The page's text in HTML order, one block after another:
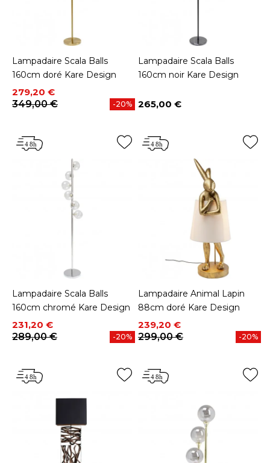
Lampadaire Scala Balls
160cm doré Kare Design
Prix
279,20 €
Prix de base
349,00 €
-20%
Lampadaire Scala Balls
160cm noir Kare Design
Prix
265,00 €
Lampadaire Scala Balls
160cm chromé Kare Design
Prix
231,20 €
Prix de base
289,00 €
-20%
Lampadaire Animal Lapin
88cm doré Kare Design
Prix
239,20 €
Prix de base
299,00 €
-20%